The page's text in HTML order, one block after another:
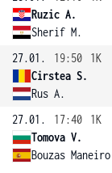
Ruzic A.
Sherif M.
27.01.
19:50
1K
Cirstea S.
Rus A.
27.01.
17:40
1K
Tomova V.
Bouzas